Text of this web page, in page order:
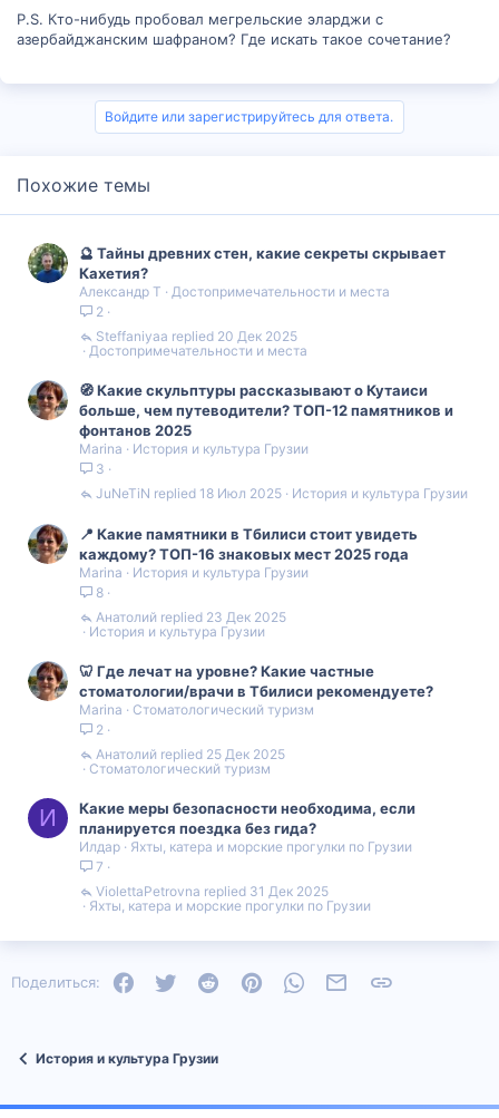
P.S. Кто-нибудь пробовал мегрельские эларджи с
азербайджанским шафраном? Где искать такое сочетание?
Войдите или зарегистрируйтесь для ответа.
Похожие темы
🔮 Тайны древних стен, какие секреты скрывает
Кахетия?
Александр Т
Достопримечательности и места
2
Достопримечательности и места
20 Дек 2025
Steffaniyaa
🧭 Какие скульптуры рассказывают о Кутаиси
больше, чем путеводители? ТОП-12 памятников и
фонтанов 2025
Marina
История и культура Грузии
3
История и культура Грузии
18 Июл 2025
JuNeTiN
📍 Какие памятники в Тбилиси стоит увидеть
каждому? ТОП-16 знаковых мест 2025 года
Marina
История и культура Грузии
8
История и культура Грузии
23 Дек 2025
Анатолий
🦷 Где лечат на уровне? Какие частные
стоматологии/врачи в Тбилиси рекомендуете?
Marina
Стоматологический туризм
2
Стоматологический туризм
25 Дек 2025
Анатолий
И
Какие меры безопасности необходима, если
планируется поездка без гида?
Илдар
Яхты, катера и морские прогулки по Грузии
7
Яхты, катера и морские прогулки по Грузии
31 Дек 2025
ViolettaPetrovna
Поделиться: FacebookTwitter Reddit PinterestWhatsAppЭлектронная почта
История и культура Грузии